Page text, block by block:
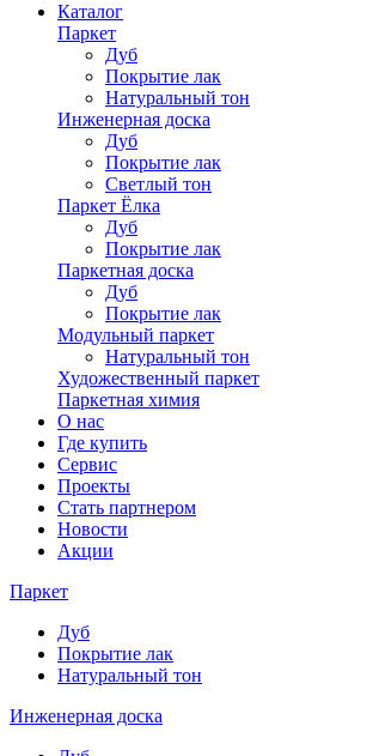
Каталог
Паркет
Дуб
Покрытие лак
Натуральный тон
Инженерная доска
Дуб
Покрытие лак
Светлый тон
Паркет Ёлка
Дуб
Покрытие лак
Паркетная доска
Дуб
Покрытие лак
Модульный паркет
Натуральный тон
Художественный паркет
Паркетная химия
О нас
Где купить
Сервис
Проекты
Стать партнером
Новости
Акции
Паркет
Дуб
Покрытие лак
Натуральный тон
Инженерная доска